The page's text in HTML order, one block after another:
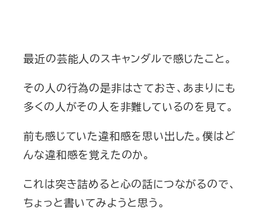
最近の芸能人のスキャンダルで感じたこと。
その人の行為の是非はさておき、あまりにも
多くの人がその人を非難しているのを見て。
前も感じていた違和感を思い出した。僕はど
んな違和感を覚えたのか。
これは突き詰めると心の話につながるので、
ちょっと書いてみようと思う。